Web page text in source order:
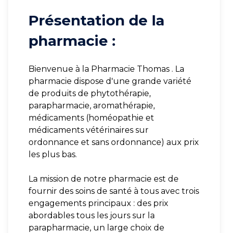
Présentation de la
pharmacie :
Bienvenue à la Pharmacie Thomas . La
pharmacie dispose d'une grande variété
de produits de phytothérapie,
parapharmacie, aromathérapie,
médicaments (homéopathie et
médicaments vétérinaires sur
ordonnance et sans ordonnance) aux prix
les plus bas.
La mission de notre pharmacie est de
fournir des soins de santé à tous avec trois
engagements principaux : des prix
abordables tous les jours sur la
parapharmacie, un large choix de